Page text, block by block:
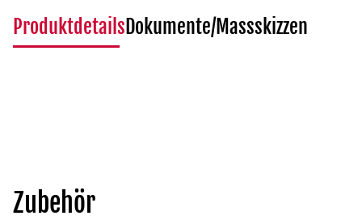
ProduktdetailsDokumente/Massskizzen
Zubehör